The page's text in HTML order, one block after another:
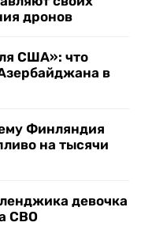
дронов
США»: что
в
Финляндия
на тысячи
девочка
СВО